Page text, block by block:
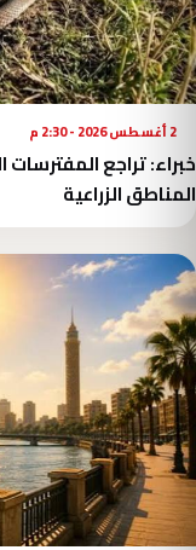
2 أغسطس 2026 - 2:30 م
خبراء: تراجع
المناطق الزراعية